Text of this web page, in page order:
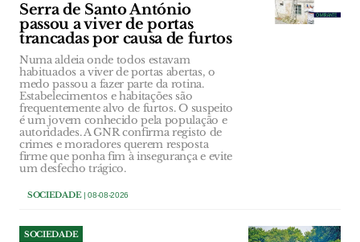
Serra de Santo António
passou a viver de portas
trancadas por causa de furtos
Numa aldeia onde todos estavam
habituados a viver de portas abertas, o
medo passou a fazer parte da rotina.
Estabelecimentos e habitações são
frequentemente alvo de furtos. O suspeito
é um jovem conhecido pela população e
autoridades. A GNR confirma registo de
crimes e moradores querem resposta
firme que ponha fim à insegurança e evite
um desfecho trágico.
SOCIEDADE| 08-08-2026
SOCIEDADE